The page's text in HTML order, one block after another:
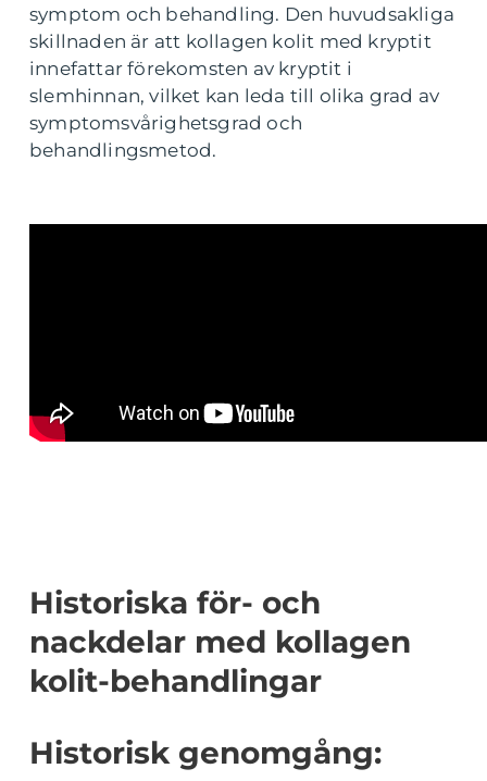
symptom och behandling. Den huvudsakliga
skillnaden är att kollagen kolit med kryptit
innefattar förekomsten av kryptit i
slemhinnan, vilket kan leda till olika grad av
symptomsvårighetsgrad och
behandlingsmetod.
Historiska för- och
nackdelar med kollagen
kolit-behandlingar
Historisk genomgång: